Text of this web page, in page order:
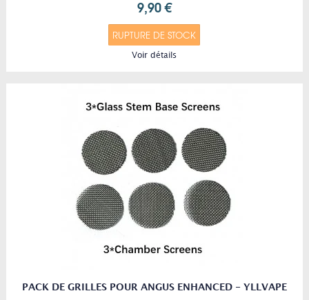
9,90 €
RUPTURE DE STOCK
Voir détails
PACK DE GRILLES POUR ANGUS ENHANCED - YLLVAPE